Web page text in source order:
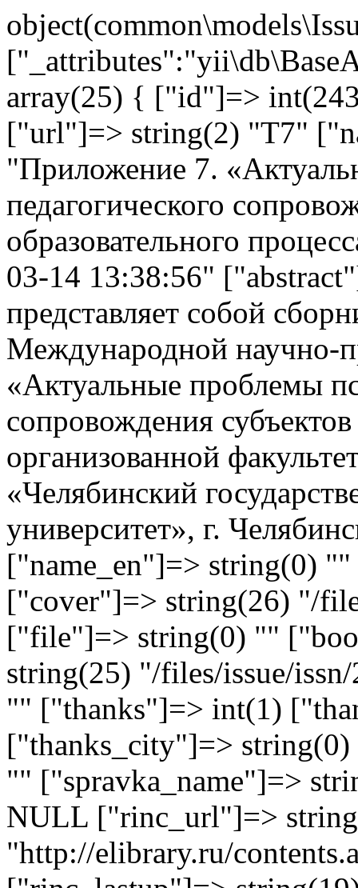
array(25) { ["id"]=>
["url"]=> string(2) "T7"
"Приложение 7.
педагогического
образовательного
03-14 13:38:56"
представляет собой
Международной научно-
«Актуальные проблемы
сопровождения
организованной
«Челябинский
университет», г.
["name_en"]=> string(0)
["cover"]=> string(26) "/
["file"]=> string(0) ""
string(25) "/files/issue/
"" ["thanks"]=> int(1)
["thanks_city"]=>
"" ["spravka_name"]=>
NULL ["rinc_url"]=>
"http://elibrary.ru/